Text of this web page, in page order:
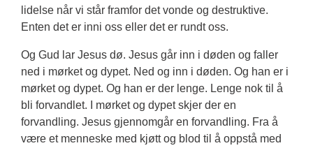
lidelse når vi står framfor det vonde og destruktive.
Enten det er inni oss eller det er rundt oss.
Og Gud lar Jesus dø. Jesus går inn i døden og faller
ned i mørket og dypet. Ned og inn i døden. Og han er i
mørket og dypet. Og han er der lenge. Lenge nok til å
bli forvandlet. I mørket og dypet skjer der en
forvandling. Jesus gjennomgår en forvandling. Fra å
være et menneske med kjøtt og blod til å oppstå med